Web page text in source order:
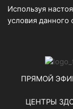
Используя
условия данного
ПРЯМОЙ
ЦЕНТРЫ